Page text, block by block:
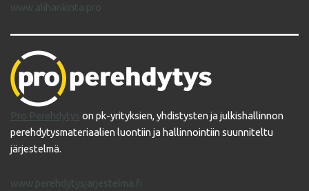
www.alihankinta.pro
Pro Perehdytys on pk-yrityksien, yhdistysten ja julkishallinnon
perehdytysmateriaalien luontiin ja hallinnointiin suunniteltu
järjestelmä.
www.perehdytysjarjestelma.fi